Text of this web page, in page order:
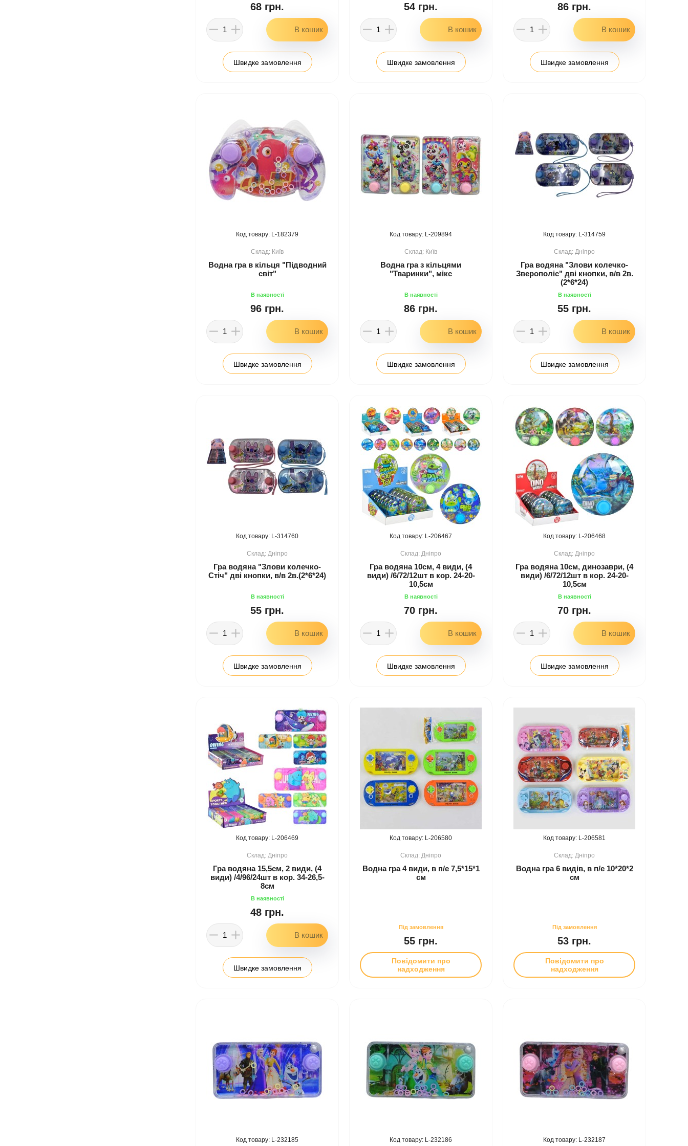
68 грн.
Швидке замовлення
54 грн.
Швидке замовлення
86 грн.
Швидке замовлення
182379
Київ
Водна гра в кільця "Підводний
світ"
96 грн.
Швидке замовлення
209894
Київ
Водна гра з кільцями
"Тваринки", мікс
86 грн.
Швидке замовлення
314759
Дніпро
Гра водяна "Злови колечко-
Зверополіс" дві кнопки, в/в 2в.
(2*6*24)
55 грн.
Швидке замовлення
314760
Дніпро
Гра водяна "Злови колечко-
Стіч" дві кнопки, в/в 2в.(2*6*24)
55 грн.
Швидке замовлення
206467
Дніпро
Гра водяна 10см, 4 види, (4
види) /6/72/12шт в кор. 24-20-
10,5см
70 грн.
Швидке замовлення
206468
Дніпро
Гра водяна 10см, динозаври, (4
види) /6/72/12шт в кор. 24-20-
10,5см
70 грн.
Швидке замовлення
206469
Дніпро
Гра водяна 15,5см, 2 види, (4
види) /4/96/24шт в кор. 34-26,5-
8см
48 грн.
Швидке замовлення
206580
Дніпро
Водна гра 4 види, в п/е 7,5*15*1
см
55 грн.
Повідомити про
надходження
206581
Дніпро
Водна гра 6 видів, в п/е 10*20*2
см
53 грн.
Повідомити про
надходження
232185 232186 232187